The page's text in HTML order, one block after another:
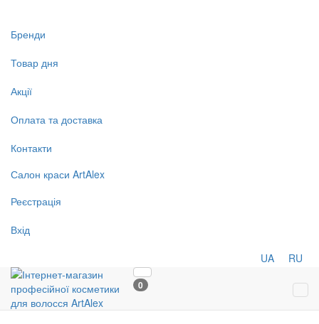
Бренди
Товар дня
Акції
Оплата та доставка
Контакти
Салон краси ArtAlex
Реєстрація
Вхід
UA RU
0